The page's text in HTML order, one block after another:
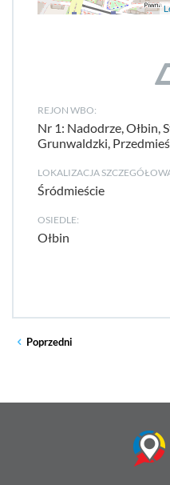
REJON WBO:
Nr 1: Nadodrze, Ołbin,
Grunwaldzki,
LOKALIZACJA
Śródmieście
OSIEDLE:
Ołbin
Poprzedni